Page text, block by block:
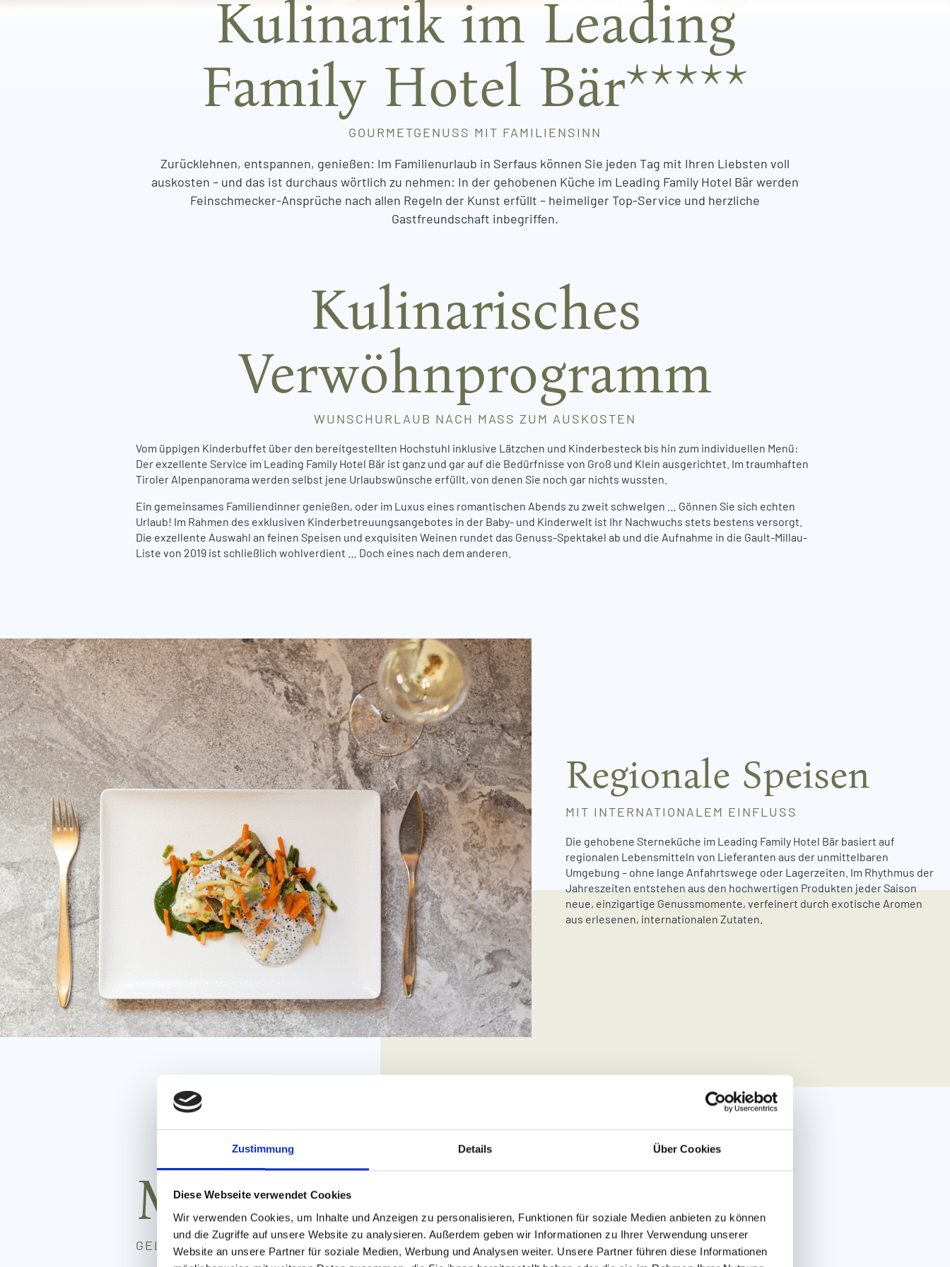
Zustimmung Details Über Cookies
Diese Webseite verwendet Cookies
Wir verwenden Cookies, um Inhalte und Anzeigen zu personalisieren, Funktionen für soziale Medien anbieten zu können
und die Zugriffe auf unsere Website zu analysieren. Außerdem geben wir Informationen zu Ihrer Verwendung unserer
Website an unsere Partner für soziale Medien, Werbung und Analysen weiter. Unsere Partner führen diese Informationen
Kulinarik im Leading
Family Hotel Bär*****
GOURMETGENUSS MIT FAMILIENSINN
Zurücklehnen, entspannen, genießen: Im Familienurlaub in Serfaus können Sie jeden Tag mit Ihren Liebsten voll
auskosten – und das ist durchaus wörtlich zu nehmen: In der gehobenen Küche im Leading Family Hotel Bär werden
Feinschmecker-Ansprüche nach allen Regeln der Kunst erfüllt – heimeliger Top-Service und herzliche
Gastfreundschaft inbegriffen.
Kulinarisches
Verwöhnprogramm
WUNSCHURLAUB NACH MASS ZUM AUSKOSTEN
Vom üppigen Kinderbuffet über den bereitgestellten Hochstuhl inklusive Lätzchen und Kinderbesteck bis hin zum individuellen Menü:
Der exzellente Service im Leading Family Hotel Bär ist ganz und gar auf die Bedürfnisse von Groß und Klein ausgerichtet. Im traumhaften
Tiroler Alpenpanorama werden selbst jene Urlaubswünsche erfüllt, von denen Sie noch gar nichts wussten.
Ein gemeinsames Familiendinner genießen, oder im Luxus eines romantischen Abends zu zweit schwelgen … Gönnen Sie sich echten
Urlaub! Im Rahmen des exklusiven Kinderbetreuungsangebotes in der Baby- und Kinderwelt ist Ihr Nachwuchs stets bestens versorgt.
Die exzellente Auswahl an feinen Speisen und exquisiten Weinen rundet das Genuss-Spektakel ab und die Aufnahme in die Gault-Millau-
Liste von 2019 ist schließlich wohlverdient … Doch eines nach dem anderen.
Regionale Speisen
MIT INTERNATIONALEM EINFLUSS
Die gehobene Sterneküche im Leading Family Hotel Bär basiert auf
regionalen Lebensmitteln von Lieferanten aus der unmittelbaren
Umgebung – ohne lange Anfahrtswege oder Lagerzeiten. Im Rhythmus der
Jahreszeiten entstehen aus den hochwertigen Produkten jeder Saison
neue, einzigartige Genussmomente, verfeinert durch exotische Aromen
aus erlesenen, internationalen Zutaten.
Mungis Gourmetküche
GELISTET IM GAULT-MILLAU 2019